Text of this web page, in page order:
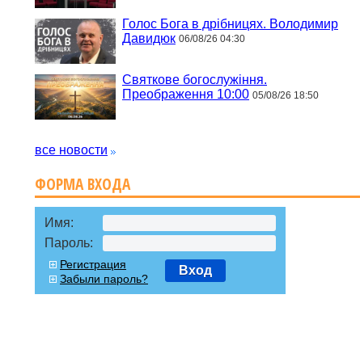
Голос Бога в дрібницях. Володимир
Давидюк 06/08/26 04:30
Святкове богослужіння.
Преображення 10:00 05/08/26 18:50
все новости
ФОРМА ВХОДА
Имя:
Пароль:
Регистрация
Забыли пароль?
Вход